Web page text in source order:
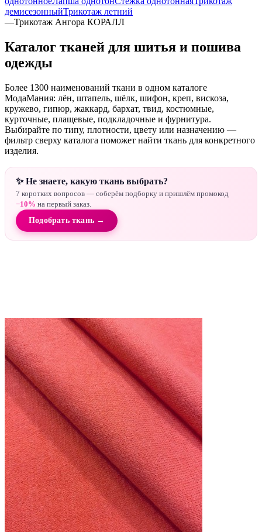
демисезонныйТрикотаж летний
—Трикотаж Ангора КОРАЛЛ
Каталог тканей для шитья и пошива
одежды
Более 1300 наименований ткани в одном каталоге
МодаМания: лён, штапель, шёлк, шифон, креп, вискоза,
кружево, гипюр, жаккард, бархат, твид, костюмные,
курточные, плащевые, подкладочные и фурнитура.
Выбирайте по типу, плотности, цвету или назначению —
фильтр сверху каталога поможет найти ткань для конкретного
изделия.
✨ Не знаете, какую ткань выбрать?
7 коротких вопросов — соберём подборку и пришлём промокод
−10% на первый заказ.
Подобрать ткань →